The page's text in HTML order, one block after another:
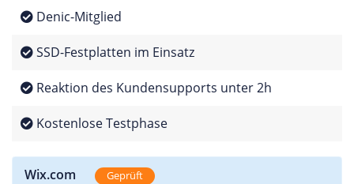
Denic-Mitglied
SSD-Festplatten im Einsatz
Reaktion des Kundensupports unter 2h
Kostenlose Testphase
Wix.com Geprüft